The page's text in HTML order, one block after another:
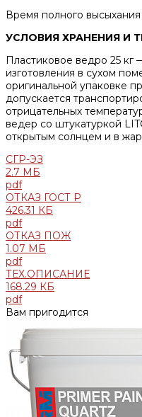
Время полного высыхания
УСЛОВИЯ ХРАНЕНИЯ И
Пластиковое ведро 25 кг
изготовления в сухом
оригинальной упаковке
допускается
отрицательных
ведер со штукатуркой
открытым солнцем и в
СГР-ЭЗ
2.7 МБ
pdf
ОТКАЗ ГОСТ Р
426.31 КБ
pdf
ОТКАЗ ПОЖ
1.07 МБ
pdf
ТЕХ.ОПИСАНИЕ
168.29 КБ
pdf
Вам пригодится